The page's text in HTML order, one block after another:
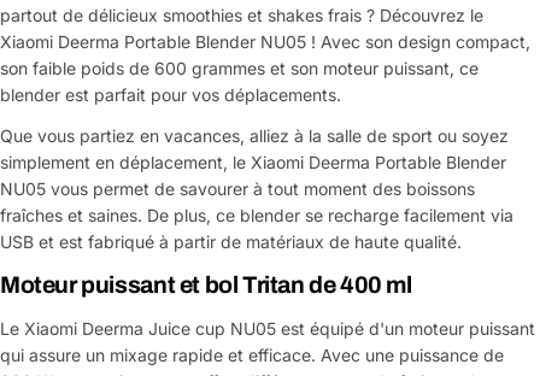
partout de délicieux smoothies et shakes frais ? Découvrez le
Xiaomi Deerma Portable Blender NU05 ! Avec son design compact,
son faible poids de 600 grammes et son moteur puissant, ce
blender est parfait pour vos déplacements.
Que vous partiez en vacances, alliez à la salle de sport ou soyez
simplement en déplacement, le Xiaomi Deerma Portable Blender
NU05 vous permet de savourer à tout moment des boissons
fraîches et saines. De plus, ce blender se recharge facilement via
USB et est fabriqué à partir de matériaux de haute qualité.
Moteur puissant et bol Tritan de 400 ml
Le Xiaomi Deerma Juice cup NU05 est équipé d'un moteur puissant
qui assure un mixage rapide et efficace. Avec une puissance de